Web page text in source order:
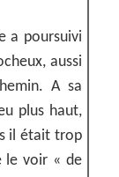
a poursuivi
aussi
A sa
plus haut,
il était trop
le voir « de